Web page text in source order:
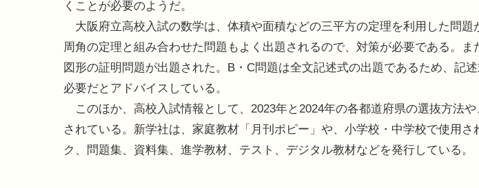
くことが必要のようだ。
大阪府立高校入試の数学は、体積や面積などの三平方の定理を利用した問題
周角の定理と組み合わせた問題もよく出題されるので、対策が必要である。ま
図形の証明問題が出題された。B・C問題は全文記述式の出題であるため、記
必要だとアドバイスしている。
このほか、高校入試情報として、2023年と2024年の各都道府県の選抜方法
されている。新学社は、家庭教材「月刊ポピー」や、小学校・中学校で使用さ
ク、問題集、資料集、進学教材、テスト、デジタル教材などを発行している。